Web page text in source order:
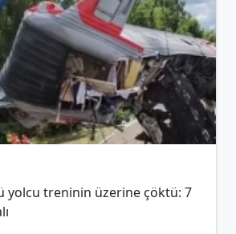
yolcu treninin üzerine çöktü: 7